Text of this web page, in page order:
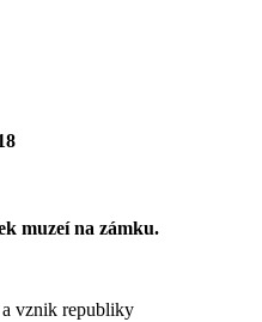
muzeí na zámku.
vznik republiky